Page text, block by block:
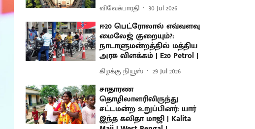
விவேக்பாரதி 30 Jul 2026
ஈ20 பெட்ரோலால் எவ்வளவு
மைலேஜ் குறையும்?:
நாடாளுமன்றத்தில் மத்திய
அரசு விளக்கம் | E20 Petrol |
கிழக்கு நியூஸ் 29 Jul 2026
சாதாரண
தொழிலாளரிலிருந்து
சட்டமன்ற உறுப்பினர்: யார்
இந்த கலிதா மாஜி | Kalita